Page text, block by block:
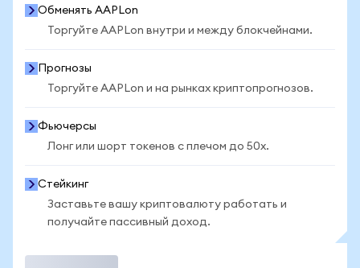
Обменять AAPLon
Торгуйте AAPLon внутри и между блокчейнами.
Прогнозы
Торгуйте AAPLon и на рынках криптопрогнозов.
Фьючерсы
Лонг или шорт токенов с плечом до 50x.
Стейкинг
Заставьте вашу криптовалюту работать и
получайте пассивный доход.